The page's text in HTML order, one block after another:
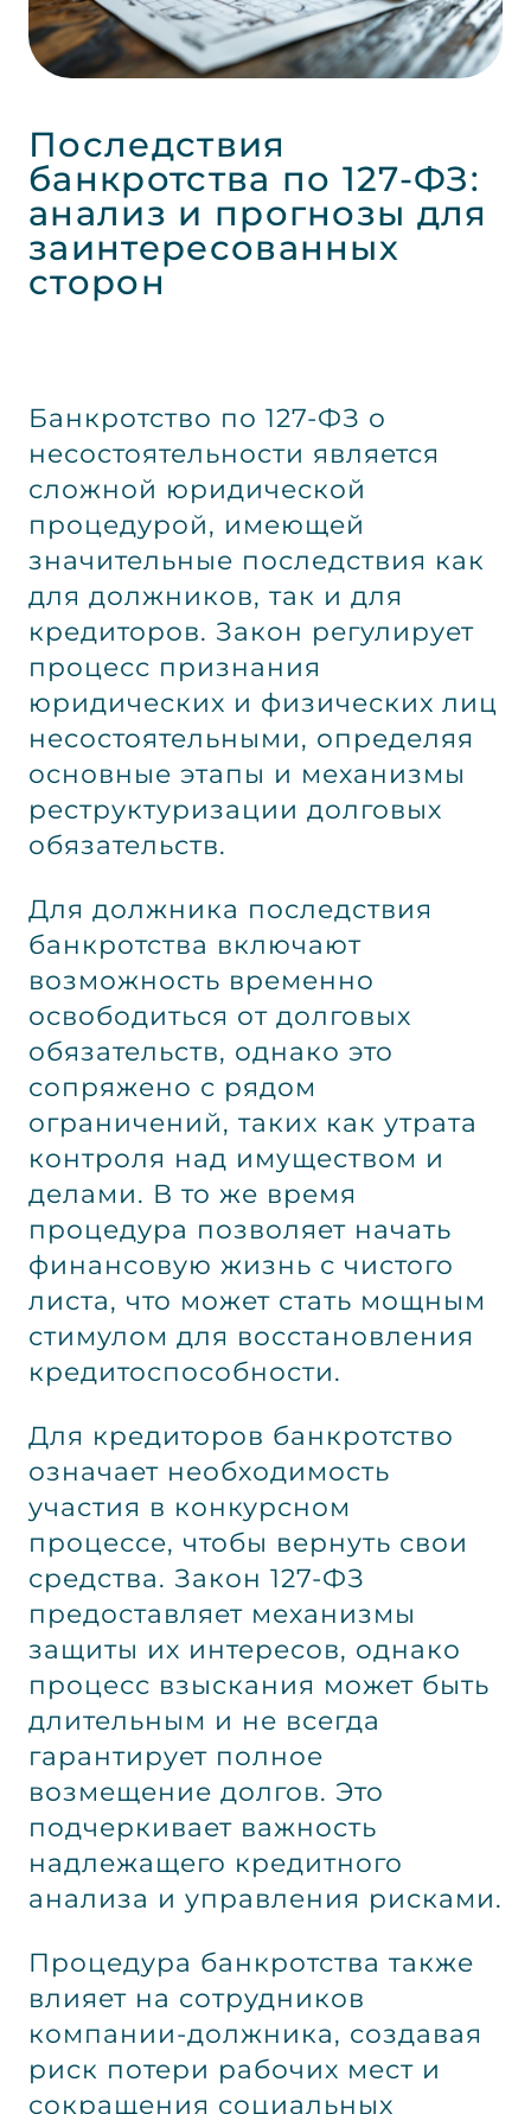
Последствия
банкротства по 127-ФЗ:
анализ и прогнозы для
заинтересованных
сторон
Банкротство по 127-ФЗ о
несостоятельности является
сложной юридической
процедурой, имеющей
значительные последствия как
для должников, так и для
кредиторов. Закон регулирует
процесс признания
юридических и физических лиц
несостоятельными, определяя
основные этапы и механизмы
реструктуризации долговых
обязательств.
Для должника последствия
банкротства включают
возможность временно
освободиться от долговых
обязательств, однако это
сопряжено с рядом
ограничений, таких как утрата
контроля над имуществом и
делами. В то же время
процедура позволяет начать
финансовую жизнь с чистого
листа, что может стать мощным
стимулом для восстановления
кредитоспособности.
Для кредиторов банкротство
означает необходимость
участия в конкурсном
процессе, чтобы вернуть свои
средства. Закон 127-ФЗ
предоставляет механизмы
защиты их интересов, однако
процесс взыскания может быть
длительным и не всегда
гарантирует полное
возмещение долгов. Это
подчеркивает важность
надлежащего кредитного
анализа и управления рисками.
Процедура банкротства также
влияет на сотрудников
компании-должника, создавая
риск потери рабочих мест и
сокращения социальных